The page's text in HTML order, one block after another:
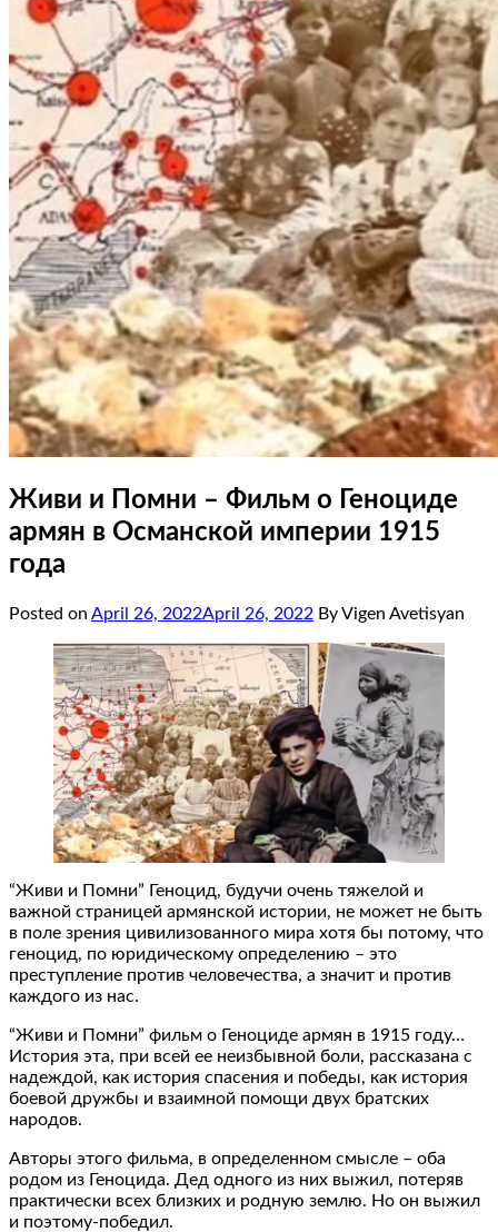
Живи и Помни – Фильм о Геноциде
армян в Османской империи 1915
года
Posted on April 26, 2022April 26, 2022 By Vigen Avetisyan
“Живи и Помни” Геноцид, будучи очень тяжелой и
важной страницей армянской истории, не может не быть
в поле зрения цивилизованного мира хотя бы потому, что
геноцид, по юридическому определению – это
преступление против человечества, а значит и против
каждого из нас.
“Живи и Помни” фильм о Геноциде армян в 1915 году…
История эта, при всей ее неизбывной боли, рассказана с
надеждой, как история спасения и победы, как история
боевой дружбы и взаимной помощи двух братских
народов.
Авторы этого фильма, в определенном смысле – оба
родом из Геноцида. Дед одного из них выжил, потеряв
практически всех близких и родную землю. Но он выжил
и поэтому-победил.